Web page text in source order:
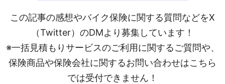
この記事の感想やバイク保険に関する質問などをX
（Twitter）のDMより募集しています！
※一括見積もりサービスのご利用に関するご質問や、
保険商品や保険会社に関するお問い合わせはこちら
では受付できません！